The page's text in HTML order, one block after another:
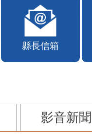
縣長信箱
影音新聞